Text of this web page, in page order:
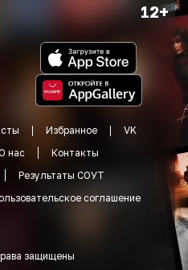
12+
Избранное
VK
нас
Контакты
Результаты СОУТ
соглашение
защищены